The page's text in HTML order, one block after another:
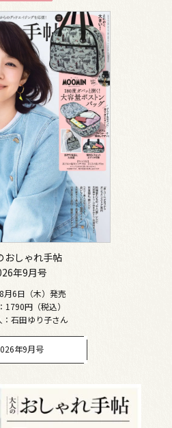
おしゃれ手帖
年9月号
月6日（木）発売
1790円（税込）
：石田ゆり子さん
年9月号